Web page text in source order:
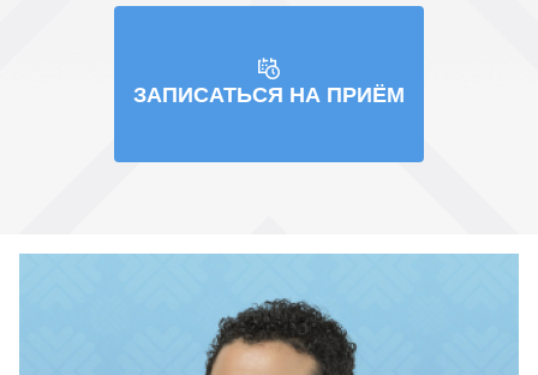
ЗАПИСАТЬСЯ НА ПРИЁМ